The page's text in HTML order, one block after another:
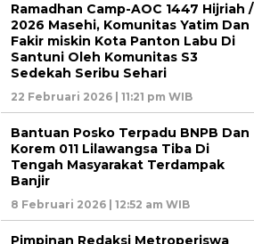
Ramadhan Camp-AOC 1447 Hijriah /
2026 Masehi, Komunitas Yatim Dan
Fakir miskin Kota Panton Labu Di
Santuni Oleh Komunitas S3
Sedekah Seribu Sehari
22 Februari 2026 | 11:21 pm WIB
Bantuan Posko Terpadu BNPB Dan
Korem 011 Lilawangsa Tiba Di
Tengah Masyarakat Terdampak
Banjir
8 Februari 2026 | 12:52 am WIB
Pimpinan Redaksi Metroperiswa